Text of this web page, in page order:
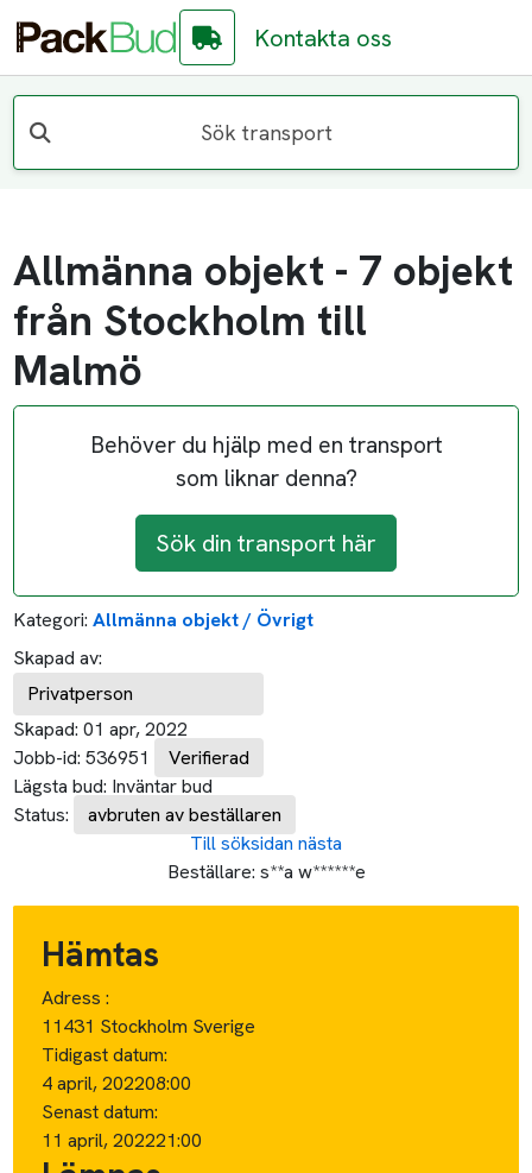
Kontakta oss
Sök transport
Allmänna objekt - 7 objekt
från Stockholm till
Malmö
Behöver du hjälp med en transport
som liknar denna?
Sök din transport här
Kategori: Allmänna objekt / Övrigt
Skapad av:
Privatperson
Skapad: 01 apr, 2022
Jobb-id: 536951
Verifierad
Lägsta bud: Inväntar bud
Status:
avbruten av beställaren
Till söksidan nästa
Beställare: s**a w******e
Hämtas
Adress :
11431 Stockholm Sverige
Tidigast datum:
4 april, 202208:00
Senast datum:
11 april, 202221:00